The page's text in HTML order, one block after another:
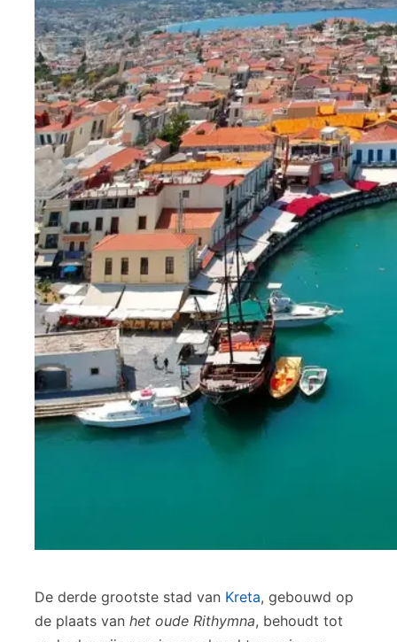
De derde grootste stad van Kreta, gebouwd op
de plaats van het oude Rithymna, behoudt tot